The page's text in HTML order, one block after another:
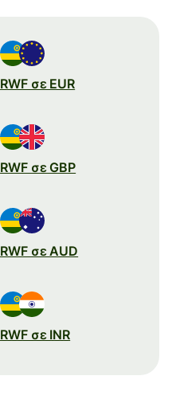
RWF σε EUR
RWF σε GBP
RWF σε AUD
RWF σε INR